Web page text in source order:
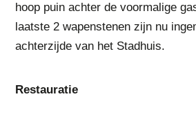
hoop puin achter de voormalige
laatste 2 wapenstenen zijn nu
achterzijde van het Stadhuis.
Restauratie